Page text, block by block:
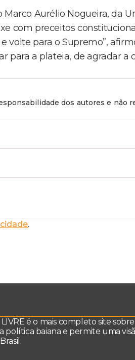
Aurélio Nogueira, da
com preceitos
volte para o Supremo”,
para a plateia, de agradar
dos autores e não
.
é o mais completo site
política baiana e permite uma